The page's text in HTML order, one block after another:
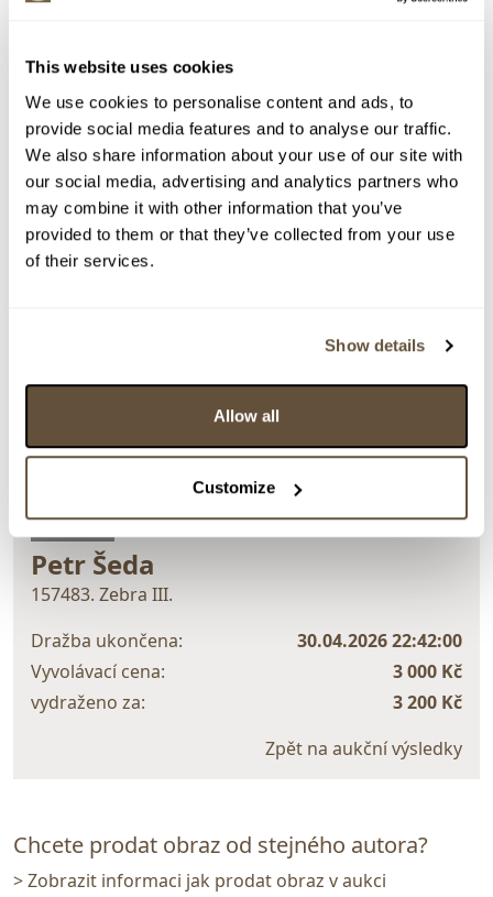
This website uses cookies
We use cookies to personalise content and ads, to
provide social media features and to analyse our traffic.
We also share information about your use of our site with
our social media, advertising and analytics partners who
may combine it with other information that you’ve
provided to them or that they’ve collected from your use
of their services.
Show details
Allow all
Customize
Detail položky
> Zobrazit detail položky a informace o autorovi
> zpět na aukční výsledky
Petr Šeda
157483. Zebra III.
Dražba ukončena:
30.04.2026 22:42:00
Vyvolávací cena:
3 000 Kč
vydraženo za:
3 200 Kč
Zpět na aukční výsledky
Chcete prodat obraz od stejného autora?
> Zobrazit informaci jak prodat obraz v aukci